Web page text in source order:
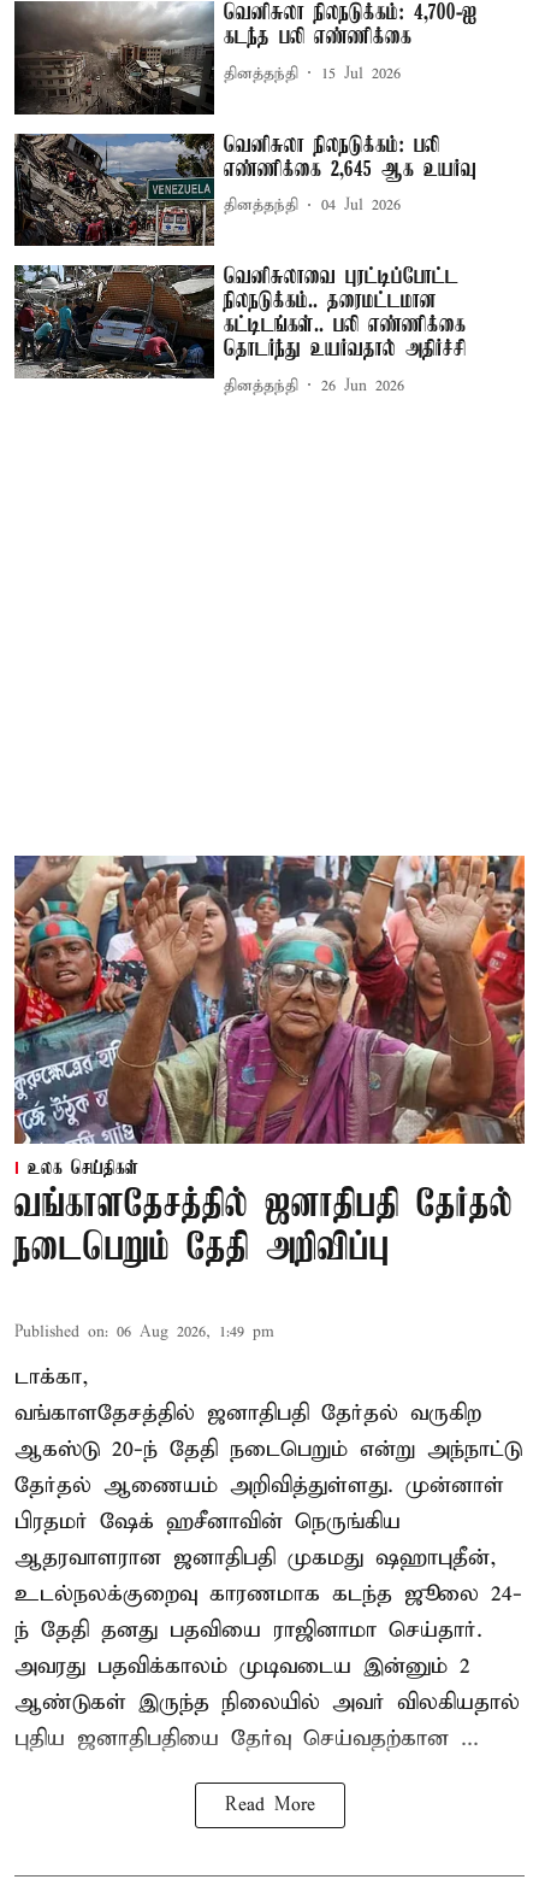
வெனிசுலா நிலநடுக்கம்: 4,700-ஐ
கடந்த பலி எண்ணிக்கை
தினத்தந்தி 15 Jul 2026
வெனிசுலா நிலநடுக்கம்: பலி
எண்ணிக்கை 2,645 ஆக உயர்வு
தினத்தந்தி 04 Jul 2026
வெனிசுலாவை புரட்டிப்போட்ட
நிலநடுக்கம்.. தரைமட்டமான
கட்டிடங்கள்.. பலி எண்ணிக்கை
தொடர்ந்து உயர்வதால் அதிர்ச்சி
தினத்தந்தி 26 Jun 2026
உலக செய்திகள்
வங்காளதேசத்தில் ஜனாதிபதி தேர்தல்
நடைபெறும் தேதி அறிவிப்பு
Published on: 06 Aug 2026, 1:49 pm
டாக்கா,
வங்காளதேசத்தில் ஜனாதிபதி தேர்தல் வருகிற
ஆகஸ்டு 20-ந் தேதி நடைபெறும் என்று அந்நாட்டு
தேர்தல் ஆணையம் அறிவித்துள்ளது. முன்னாள்
பிரதமர் ஷேக் ஹசீனாவின் நெருங்கிய
ஆதரவாளரான ஜனாதிபதி முகமது ஷஹாபுதீன்,
உடல்நலக்குறைவு காரணமாக கடந்த ஜூலை 24-
ந் தேதி தனது பதவியை ராஜினாமா செய்தார்.
அவரது பதவிக்காலம் முடிவடைய இன்னும் 2
ஆண்டுகள் இருந்த நிலையில் அவர் விலகியதால்
புதிய ஜனாதிபதியை தேர்வு செய்வதற்கான ...
Read More